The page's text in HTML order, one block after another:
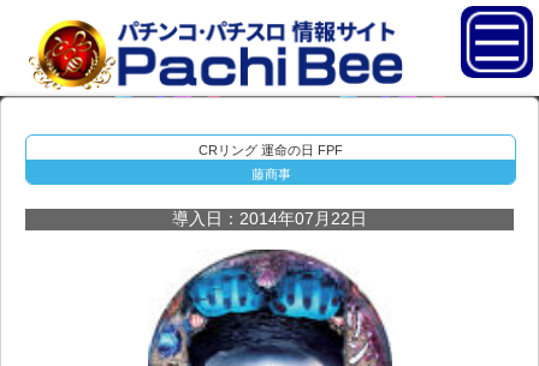
CRリング 運命の日 FPF
藤商事
導入日：2014年07月22日